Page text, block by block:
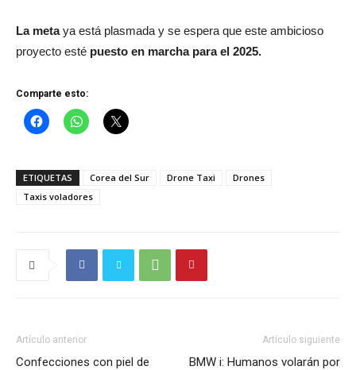
La metaya está plasmada y se espera que este ambicioso
proyecto esté puesto en marcha para el 2025.
Comparte esto:
ETIQUETAS Corea del Sur Drone Taxi
Drones
Taxis voladores
Artículo anterior
Confecciones con piel de
Artículo siguiente
BMW i: Humanos volarán por